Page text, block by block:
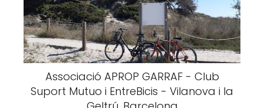
Associació APROP GARRAF - Club
Suport Mutuo i EntreBicis - Vilanova i la